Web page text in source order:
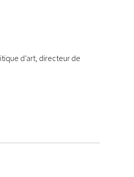
d’art, directeur de